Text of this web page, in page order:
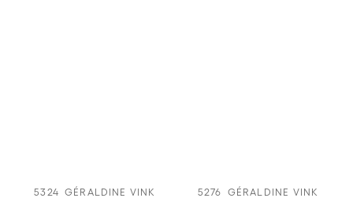
5324 GÉRALDINE VINK 5276 GÉRALDINE VINK